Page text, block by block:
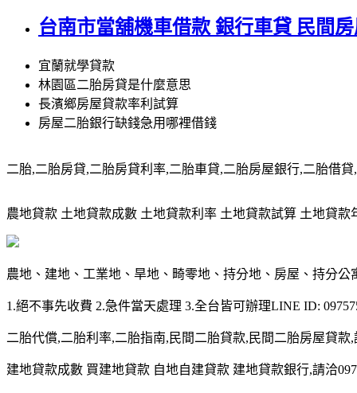
台南市當舖機車借款 銀行車貸 民間
宜蘭就學貸款
林園區二胎房貸是什麼意思
長濱鄉房屋貸款率利試算
房屋二胎銀行缺錢急用哪裡借錢
二胎,二胎房貸,二胎房貸利率,二胎車貸,二胎房屋銀行,二胎借貸,
農地貸款 土地貸款成數 土地貸款利率 土地貸款試算 土地貸款
農地、建地、工業地、旱地、畸零地、持分地、房屋、持分
1.絕不事先收費 2.急件當天處理 3.全台皆可辦理LINE ID:
二胎代償,二胎利率,二胎指南,民間二胎貸款,民間二胎房屋貸款,
建地貸款成數 買建地貸款 自地自建貸款 建地貸款銀行,請洽